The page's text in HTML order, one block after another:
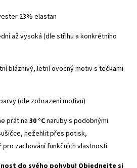
23% elastan
až vysoká (dle střihu a konkrétního
bláznivý, letní ovocný motiv s tečkami
(dle zobrazení motivu)
prát na 30 °Cnaruby s podobnými
nežehlit přes potisk,
zachování funkčních vlastností.
do svého pohybu! Objednejte si